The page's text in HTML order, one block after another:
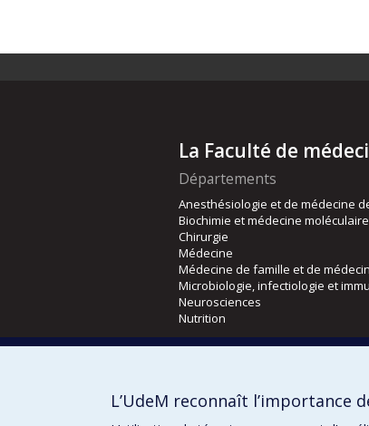
La Faculté de
Départements
Anesthésiologie et de médecine
Biochimie et médecine moléculaire
Chirurgie
Médecine
Médecine de famille et de
Microbiologie, infectiologie et
Neurosciences
Nutrition
Orthophonie et audiologie
L’UdeM reconnaît l’importance